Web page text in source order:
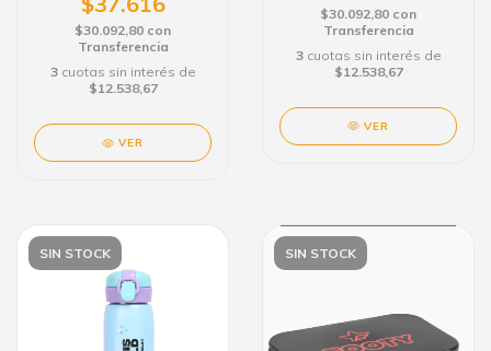
$30.092,80 con
Transferencia
3 cuotas sin interés de
$12.538,67
VER
$30.092,80 con
Transferencia
3 cuotas sin interés de
$12.538,67
VER
SIN STOCK SIN STOCK